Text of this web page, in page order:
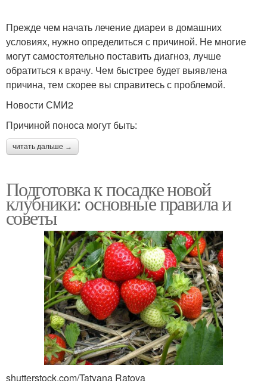
Прежде чем начать лечение диареи в домашних
условиях, нужно определиться с причиной. Не многие
могут самостоятельно поставить диагноз, лучше
обратиться к врачу. Чем быстрее будет выявлена
причина, тем скорее вы справитесь с проблемой.
Новости СМИ2
Причиной поноса могут быть:
читать дальше →
Подготовка к посадке новой
клубники: основные правила и
советы
shutterstock.com/Tatyana Ratova